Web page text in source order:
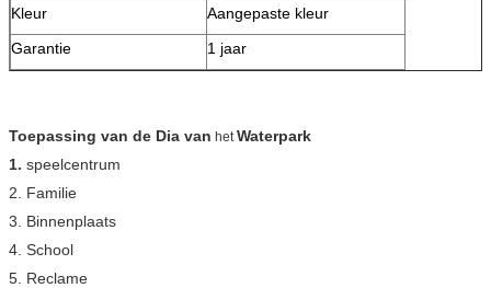
Kleur
Aangepaste kleur
Garantie
1 jaar
Toepassing van de Dia van hetWaterpark
1. speelcentrum
2. Familie
3. Binnenplaats
4. School
5. Reclame